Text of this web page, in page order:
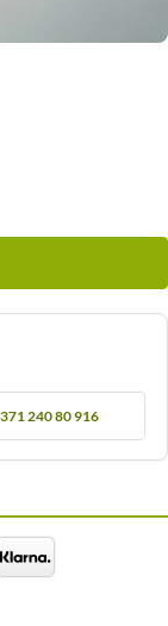
240 80 916